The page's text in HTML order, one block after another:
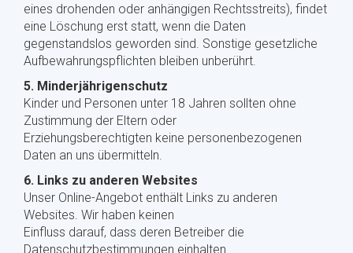
eines drohenden oder anhängigen Rechtsstreits), findet
eine Löschung erst statt, wenn die Daten
gegenstandslos geworden sind. Sonstige gesetzliche
Aufbewahrungspflichten bleiben unberührt.
5. Minderjährigenschutz
Kinder und Personen unter 18 Jahren sollten ohne
Zustimmung der Eltern oder
Erziehungsberechtigten keine personenbezogenen
Daten an uns übermitteln.
6. Links zu anderen Websites
Unser Online-Angebot enthält Links zu anderen
Websites. Wir haben keinen
Einfluss darauf, dass deren Betreiber die
Datenschutzbestimmungen einhalten.